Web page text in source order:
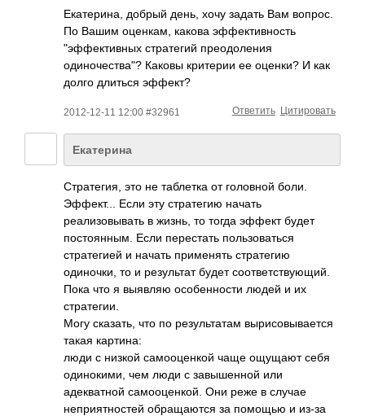
Екатерина, добрый день, хочу задать Вам вопрос.
По Вашим оценкам, какова эффективность
"эффективных стратегий преодоления
одиночества"? Каковы критерии ее оценки? И как
долго длиться эффект?
2012-12-11 12:00 #32961 Цитировать
Ответить
Екатерина
Стратегия, это не таблетка от головной боли.
Эффект... Если эту стратегию начать
реализовывать в жизнь, то тогда эффект будет
постоянным. Если перестать пользоваться
стратегией и начать применять стратегию
одиночки, то и результат будет соответствующий.
Пока что я выявляю особенности людей и их
стратегии.
Могу сказать, что по результатам вырисовывается
такая картина:
люди с низкой самооценкой чаще ощущают себя
одинокими, чем люди с завышенной или
адекватной самооценкой. Они реже в случае
неприятностей обращаются за помощью и из-за